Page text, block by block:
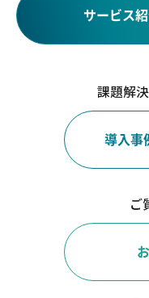
サービス
課題解
導入事
ご